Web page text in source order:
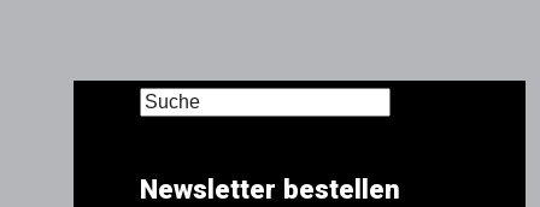
Newsletter bestellen